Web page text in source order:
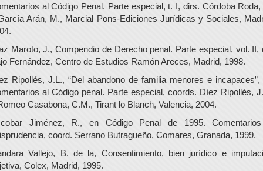
al Código Penal. Parte especial, t. I, dirs. Córdoba
Arán, M., Marcial Pons-Ediciones Jurídicas y Sociales,
Maroto, J., Compendio de Derecho penal. Parte especial, vol. II,
Fernández, Centro de Estudios Ramón Areces, Madrid, 1998.
Ripollés, J.L., “Del abandono de familia menores e incapaces”,
al Código penal. Parte especial, coords. Díez Ripollés,
Casabona, C.M., Tirant lo Blanch, Valencia, 2004.
Jiménez, R., en Código Penal de 1995.
coord. Serrano Butragueño, Comares, Granada, 1999.
Vallejo, B. de la, Consentimiento, bien jurídico e
Colex, Madrid, 1995.